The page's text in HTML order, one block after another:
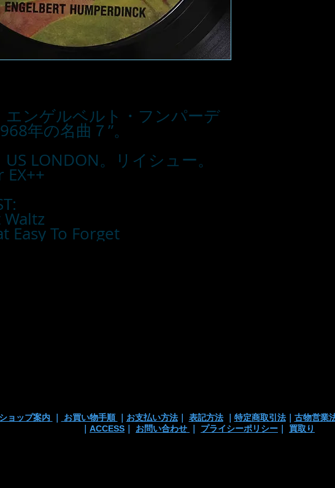
エンゲルベルト・フンパーデ
年の名曲７”。
LONDON。リイシュー。
EX++
Waltz
Easy To Forget
ショップ案内 お買い物手順 お支払い方法｜ 表記方法｜ 特定商取引法｜ 古物営業
ACCESS お問い合わせ プライシーポリシー 買取り